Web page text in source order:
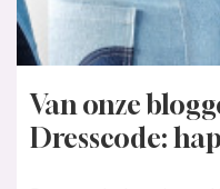
Van onze
Dresscode: